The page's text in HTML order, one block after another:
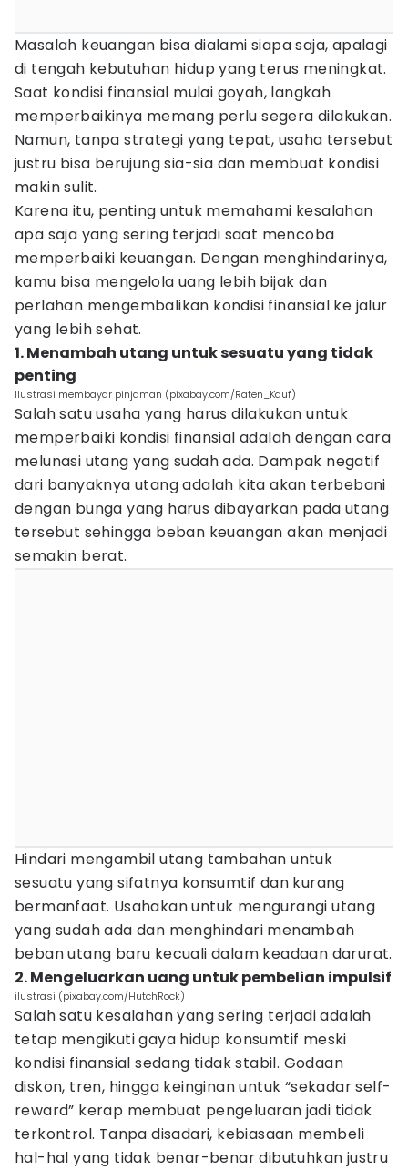
Masalah keuangan bisa dialami siapa saja, apalagi
di tengah kebutuhan hidup yang terus meningkat.
Saat kondisi finansial mulai goyah, langkah
memperbaikinya memang perlu segera dilakukan.
Namun, tanpa strategi yang tepat, usaha tersebut
justru bisa berujung sia-sia dan membuat kondisi
makin sulit.
Karena itu, penting untuk memahami kesalahan
apa saja yang sering terjadi saat mencoba
memperbaiki keuangan. Dengan menghindarinya,
kamu bisa mengelola uang lebih bijak dan
perlahan mengembalikan kondisi finansial ke jalur
yang lebih sehat.
1. Menambah utang untuk sesuatu yang tidak
penting
Ilustrasi membayar pinjaman (pixabay.com/Raten_Kauf)
Salah satu usaha yang harus dilakukan untuk
memperbaiki kondisi finansial adalah dengan cara
melunasi utang yang sudah ada. Dampak negatif
dari banyaknya utang adalah kita akan terbebani
dengan bunga yang harus dibayarkan pada utang
tersebut sehingga beban keuangan akan menjadi
semakin berat.
Hindari mengambil utang tambahan untuk
sesuatu yang sifatnya konsumtif dan kurang
bermanfaat. Usahakan untuk mengurangi utang
yang sudah ada dan menghindari menambah
beban utang baru kecuali dalam keadaan darurat.
2. Mengeluarkan uang untuk pembelian impulsif
ilustrasi (pixabay.com/HutchRock)
Salah satu kesalahan yang sering terjadi adalah
tetap mengikuti gaya hidup konsumtif meski
kondisi finansial sedang tidak stabil. Godaan
diskon, tren, hingga keinginan untuk “sekadar self-
reward” kerap membuat pengeluaran jadi tidak
terkontrol. Tanpa disadari, kebiasaan membeli
hal-hal yang tidak benar-benar dibutuhkan justru